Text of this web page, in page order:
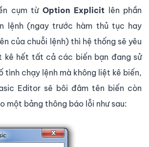
cụm từ Option Explicit lên phần
lệnh (ngay trước hàm thủ tục hay
của chuỗi lệnh) thì hệ thống sẽ yêu
kê hết tất cả các biến bạn đang sử
tình chạy lệnh mà không liệt kê biến,
Editor sẽ bôi đâm tên biến còn
một bảng thông báo lỗi như sau: